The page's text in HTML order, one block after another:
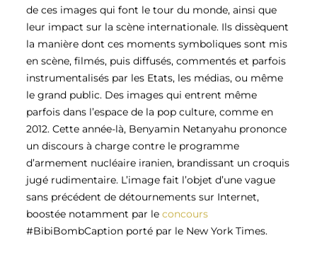
de ces images qui font le tour du monde, ainsi que
leur impact sur la scène internationale. Ils dissèquent
la manière dont ces moments symboliques sont mis
en scène, filmés, puis diffusés, commentés et parfois
instrumentalisés par les Etats, les médias, ou même
le grand public. Des images qui entrent même
parfois dans l’espace de la pop culture, comme en
2012. Cette année-là, Benyamin Netanyahu prononce
un discours à charge contre le programme
d’armement nucléaire iranien, brandissant un croquis
jugé rudimentaire. L’image fait l’objet d’une vague
sans précédent de détournements sur Internet,
boostée notamment par le concours
#BibiBombCaption porté par le New York Times.